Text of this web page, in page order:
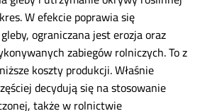
W efekcie poprawia się
ograniczana jest erozja oraz
zabiegów rolniczych. To z
koszty produkcji. Właśnie
decydują się na stosowanie
także w rolnictwie